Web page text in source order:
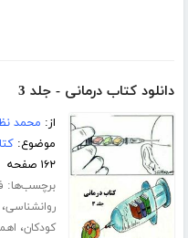
دانلود کتاب درمانی - جلد 3
از: محمد
موضوع:
۱۶۲ صفحه
برچسب‌ها:
روانشناسی
کودکان،